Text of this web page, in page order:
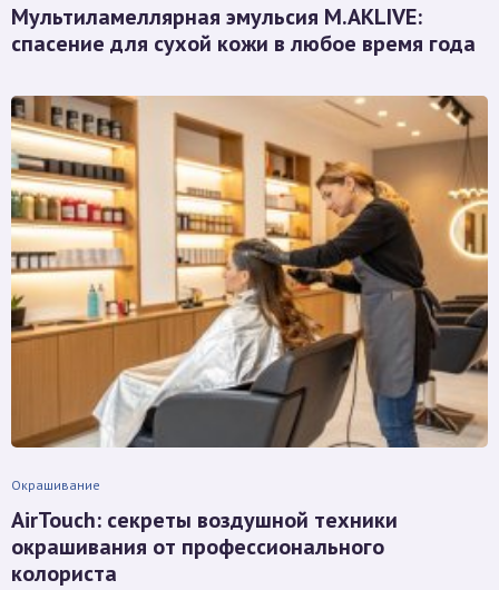
Мультиламеллярная эмульсия M.AKLIVE:
спасение для сухой кожи в любое время года
Окрашивание
AirTouch: секреты воздушной техники
окрашивания от профессионального
колориста